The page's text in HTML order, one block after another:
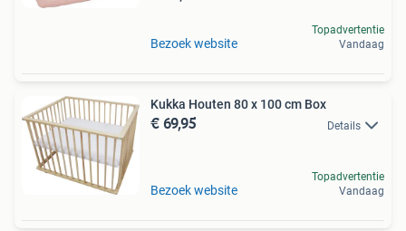
Bezoek website
Topadvertentie
Vandaag
Kukka Houten 80 x 100 cm Box
€ 69,95 Details
Bezoek website
Topadvertentie
Vandaag